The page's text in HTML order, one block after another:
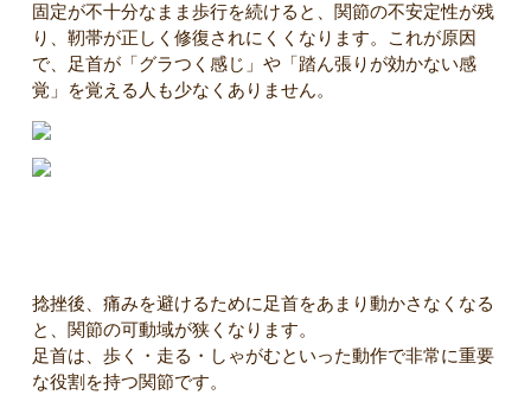
固定が不十分なまま歩行を続けると、関節の不安定性が残
り、靭帯が正しく修復されにくくなります。これが原因
で、足首が「グラつく感じ」や「踏ん張りが効かない感
覚」を覚える人も少なくありません。
捻挫後、痛みを避けるために足首をあまり動かさなくなる
と、関節の可動域が狭くなります。
足首は、歩く・走る・しゃがむといった動作で非常に重要
な役割を持つ関節です。